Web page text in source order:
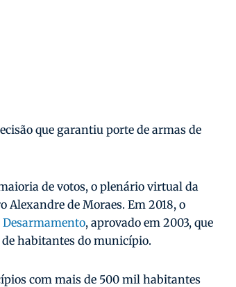
que garantiu porte de armas de
de votos, o plenário virtual da
de Moraes. Em 2018, o
, aprovado em 2003, que
habitantes do município.
com mais de 500 mil habitantes